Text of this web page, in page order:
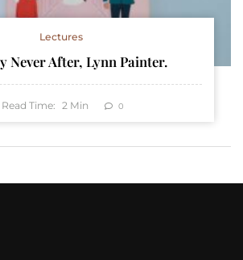
Lectures
Never After, Lynn Painter.
Read Time: 2 Min 0